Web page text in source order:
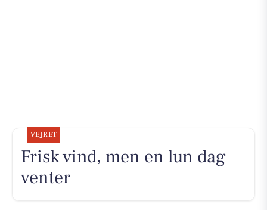
VEJRET
Frisk vind, men en lun dag
venter